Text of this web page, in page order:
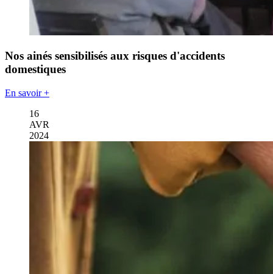
Nos ainés sensibilisés aux risques d'accidents
domestiques
En savoir +
16
AVR
2024